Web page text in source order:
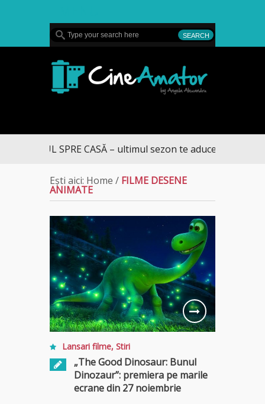
DRUMUL SPRE CASĂ – ultimul sezon te aduce la DIVA
Ești aici: Home / FILME DESENE
ANIMATE
Lansari filme, Stiri
„The Good Dinosaur: Bunul
Dinozaur”: premiera pe marile
ecrane din 27 noiembrie